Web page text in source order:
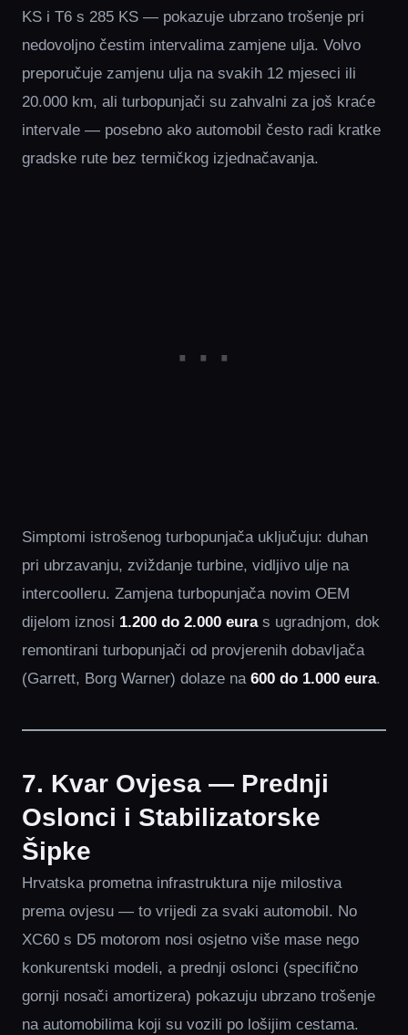
KS i T6 s 285 KS — pokazuje ubrzano trošenje pri
nedovoljno čestim intervalima zamjene ulja. Volvo
preporučuje zamjenu ulja na svakih 12 mjeseci ili
20.000 km, ali turbopunjači su zahvalni za još kraće
intervale — posebno ako automobil često radi kratke
gradske rute bez termičkog izjednačavanja.
Simptomi istrošenog turbopunjača uključuju: duhan
pri ubrzavanju, zviždanje turbine, vidljivo ulje na
intercoolleru. Zamjena turbopunjača novim OEM
dijelom iznosi 1.200 do 2.000 euras ugradnjom, dok
remontirani turbopunjači od provjerenih dobavljača
(Garrett, Borg Warner) dolaze na 600 do 1.000 eura.
7. Kvar Ovjesa — Prednji
Oslonci i Stabilizatorske
Šipke
Hrvatska prometna infrastruktura nije milostiva
prema ovjesu — to vrijedi za svaki automobil. No
XC60 s D5 motorom nosi osjetno više mase nego
konkurentski modeli, a prednji oslonci (specifično
gornji nosači amortizera) pokazuju ubrzano trošenje
na automobilima koji su vozili po lošijim cestama.